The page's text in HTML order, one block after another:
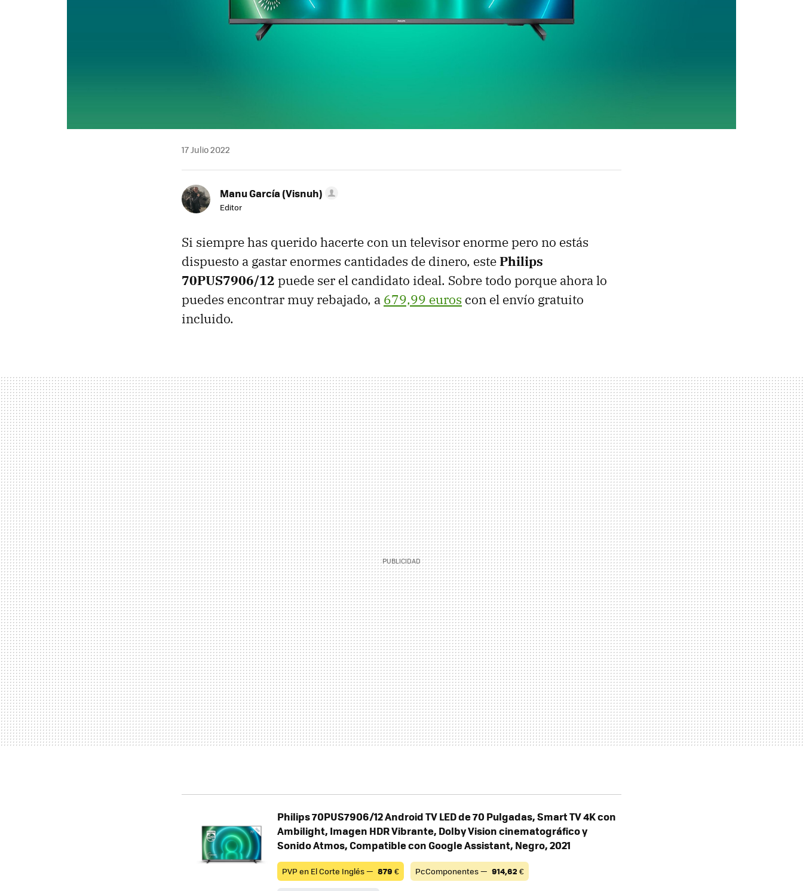
17 Julio 2022
Manu García (Visnuh)
Editor
Si siempre has querido hacerte con un televisor enorme pero no estás
dispuesto a gastar enormes cantidades de dinero, estePhilips
70PUS7906/12 puede ser el candidato ideal. Sobre todo porque ahora lo
puedes encontrar muy rebajado, a 679,99 euros con el envío gratuito
incluido.
Philips 70PUS7906/12 Android TV LED de 70 Pulgadas, Smart TV 4K con
Ambilight, Imagen HDR Vibrante, Dolby Vision cinematográfico y
Sonido Atmos, Compatible con Google Assistant, Negro, 2021
PVP en El Corte Inglés — 879 € PcComponentes — 914,62 €